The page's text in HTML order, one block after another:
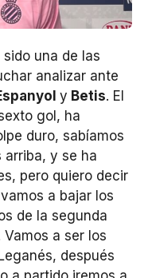
sido una de las
analizar ante
y Betis. El
gol, ha
duro, sabíamos
arriba, y se ha
pero quiero decir
a bajar los
de la segunda
a ser los
después